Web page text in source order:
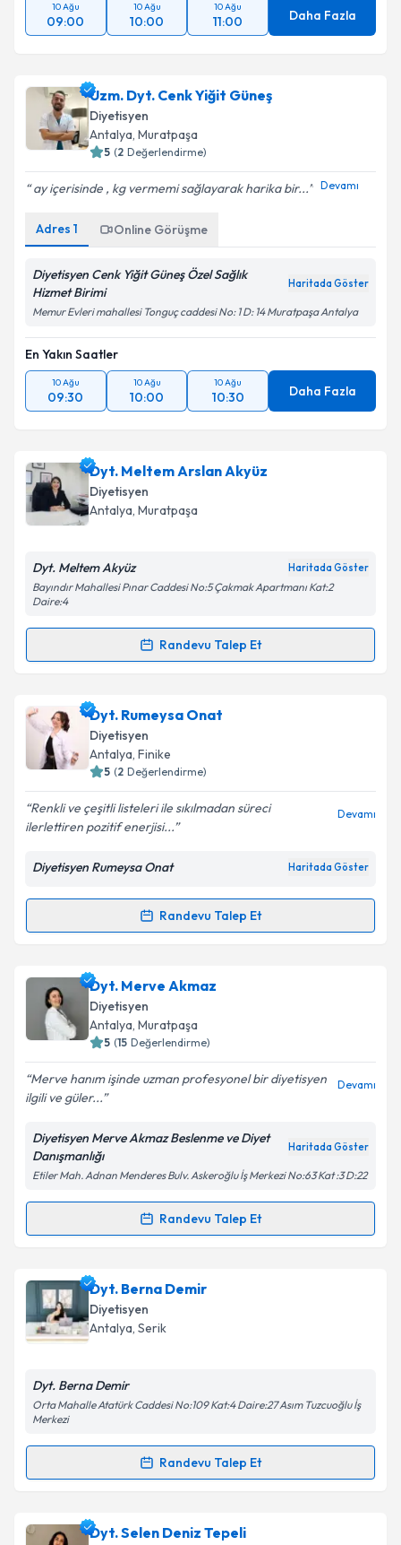
10 Ağu
09:00
10 Ağu
10:00
10 Ağu
11:00 Daha Fazla
Uzm. Dyt. Cenk Yiğit Güneş
Diyetisyen
Antalya, Muratpaşa
5 (2 Değerlendirme)
ay içerisinde , kg vermemi sağlayarak harika bir... Devamı
Adres 1 Online Görüşme
Diyetisyen Cenk Yiğit Güneş Özel Sağlık
Hizmet Birimi
Haritada Göster
Memur Evleri mahallesi Tonguç caddesi No: 1 D: 14 Muratpaşa Antalya
En Yakın Saatler
10 Ağu
09:30
10 Ağu
10:00
10 Ağu
10:30 Daha Fazla
Dyt. Meltem Arslan Akyüz
Diyetisyen
Antalya, Muratpaşa
Dyt. Meltem Akyüz Haritada Göster
Bayındır Mahallesi Pınar Caddesi No:5 Çakmak Apartmanı Kat:2
Daire:4
Randevu Talep Et
Randevu Takvimi Talebi
Dyt. Meltem Arslan Akyüziçin randevu takvimi talebi
oluşturun. Size bu uzmandan randevu almanız için bir
takvim hazırlandığında e-posta ile bilgilendireceğiz.
Kişisel verilerimin işlenmesine ilişkin
Aydınlatma
kapsamda işlenmesini kabul ediyorum.
Dyt. Rumeysa Onat
Diyetisyen
Antalya, Finike
5 (2 Değerlendirme)
Renkli ve çeşitli listeleri ile sıkılmadan süreci
ilerlettiren pozitif enerjisi...
Devamı
Diyetisyen Rumeysa Onat Haritada Göster
Randevu Talep Et
Randevu Takvimi Talebi
Dyt. Rumeysa Onatiçin randevu takvimi talebi
oluşturun. Size bu uzmandan randevu almanız için bir
takvim hazırlandığında e-posta ile bilgilendireceğiz.
Kişisel verilerimin işlenmesine ilişkin
Aydınlatma
Metni
kapsamda işlenmesini kabul ediyorum.
Takvim Talebini Gönder
Dyt. Merve Akmaz
Diyetisyen
Antalya, Muratpaşa
5 (15 Değerlendirme)
Merve hanım işinde uzman profesyonel bir diyetisyen
ilgili ve güler...
Devamı
Diyetisyen Merve Akmaz Beslenme ve Diyet
Danışmanlığı
Haritada Göster
Etiler Mah. Adnan Menderes Bulv. Askeroğlu İş Merkezi No:63 Kat :3 D:22
Randevu Talep Et
Randevu Takvimi Talebi
Dyt. Merve Akmaziçin randevu takvimi talebi
oluşturun. Size bu uzmandan randevu almanız için bir
takvim hazırlandığında e-posta ile bilgilendireceğiz.
Kişisel verilerimin işlenmesine ilişkinAydınlatma
'ni okudum ve kişisel verilerimin belirtilen
kapsamda işlenmesini kabul ediyorum.
Takvim Talebini Gönder
Dyt. Berna Demir
Diyetisyen
Antalya, Serik
Dyt. Berna Demir
Orta Mahalle Atatürk Caddesi No:109 Kat:4 Daire:27 Asım Tuzcuoğlu İş
Merkezi
Randevu Talep Et
Randevu Takvimi Talebi
Dyt. Berna Demiriçin randevu takvimi talebi
Dyt. Selen Deniz Tepeli